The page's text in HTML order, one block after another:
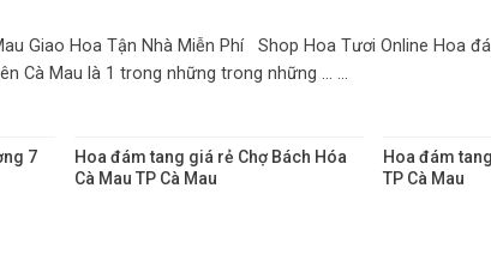
Giao Hoa Tận Nhà Miễn Phí Shop Hoa Tươi Online Hoa
Cà Mau là 1 trong những trong những ... ...
7
Hoa đám tang giá rẻ Chợ Bách Hóa
Cà Mau TP Cà Mau
Hoa đám
TP Cà Mau